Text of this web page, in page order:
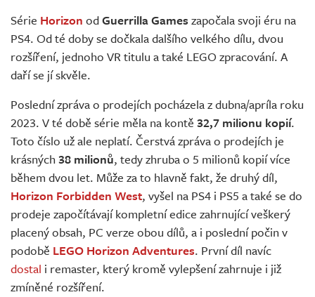
Živě
Série Horizon odGuerrilla Games započala svoji éru na
PS4. Od té doby se dočkala dalšího velkého dílu, dvou
rozšíření, jednoho VR titulu a také LEGO zpracování. A
daří se jí skvěle.
Poslední zpráva o prodejích pocházela z dubna/apríla roku
2023. V té době série měla na kontě 32,7 milionu kopií.
Toto číslo už ale neplatí. Čerstvá zpráva o prodejích je
krásných 38 milionů, tedy zhruba o 5 milionů kopií více
během dvou let. Může za to hlavně fakt, že druhý díl,
Horizon Forbidden West, vyšel na PS4 i PS5 a také se do
prodeje započítávají kompletní edice zahrnující veškerý
placený obsah, PC verze obou dílů, a i poslední počin v
podobě LEGO Horizon Adventures. První díl navíc
dostal i remaster, který kromě vylepšení zahrnuje i již
zmíněné rozšíření.